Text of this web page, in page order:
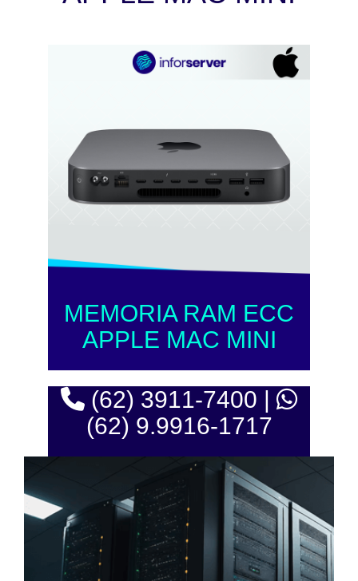
MEMORIA RAM ECC
APPLE MAC MINI
(62) 3911-7400 |
(62) 9.9916-1717